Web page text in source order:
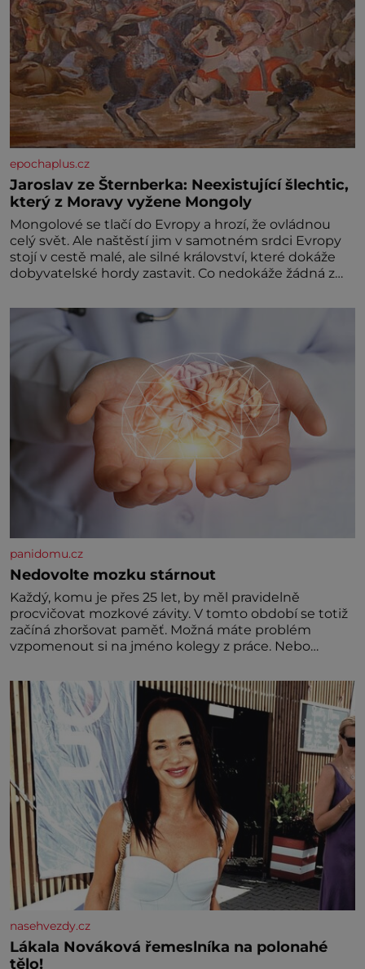
epochaplus.cz
Jaroslav ze Šternberka: Neexistující šlechtic,
který z Moravy vyžene Mongoly
Mongolové se tlačí do Evropy a hrozí, že ovládnou
celý svět. Ale naštěstí jim v samotném srdci Evropy
stojí v cestě malé, ale silné království, které dokáže
dobyvatelské hordy zastavit. Co nedokáže žádná z
král. Nebo že by ne? Mongolové od roku 1223
postupují podél Kaspického a Azovského moře,
panidomu.cz
Nedovolte mozku stárnout
Každý, komu je přes 25 let, by měl pravidelně
procvičovat mozkové závity. V tomto období se totiž
začíná zhoršovat paměť. Možná máte problém
vzpomenout si na jméno kolegy z práce. Nebo
nedávno přečetli. Je to opravdu tak, s věkem jako
kdyby se paměť rozhodla stávkovat. Cvičte
nasehvezdy.cz
Lákala Nováková řemeslníka na polonahé
tělo!